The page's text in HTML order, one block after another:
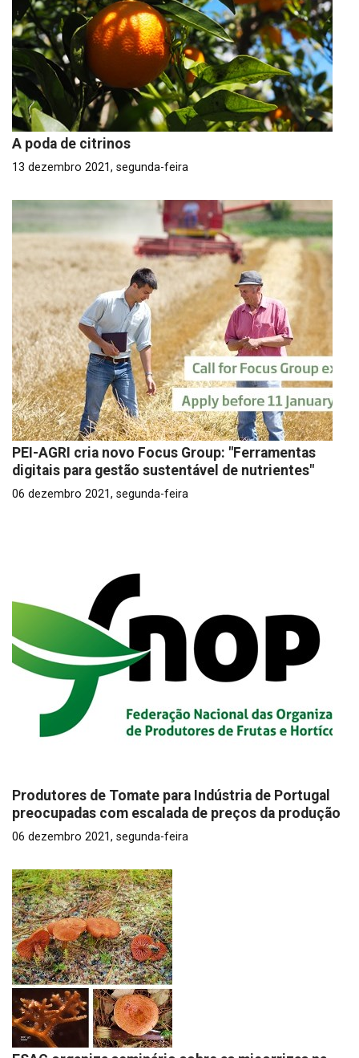
A poda de citrinos
13 dezembro 2021, segunda-feira
PEI-AGRI cria novo Focus Group: "Ferramentas
digitais para gestão sustentável de nutrientes"
06 dezembro 2021, segunda-feira
Produtores de Tomate para Indústria de Portugal
preocupadas com escalada de preços da produção
06 dezembro 2021, segunda-feira